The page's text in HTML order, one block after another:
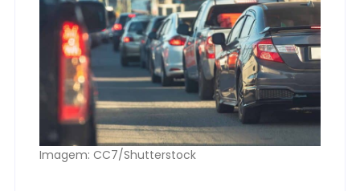
Imagem: CC7/Shutterstock